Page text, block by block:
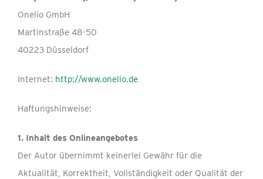
Onelio GmbH
Martinstraße 48-50
40223 Düsseldorf
Internet: http://www.onelio.de
Haftungshinweise:
1. Inhalt des Onlineangebotes
Der Autor übernimmt keinerlei Gewähr für die
Aktualität, Korrektheit, Vollständigkeit oder Qualität der